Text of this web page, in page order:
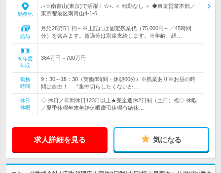
勤務地
.+☆南青山(東京)で活躍！☆+. ＜ 転勤なし ＞ ◆東京営業本部／
東京都港区南青山4-1-6…
給与
月給28万5千円～※上記には固定残業代（75,000円～／45時間
分）を含みます。超過分は別途支給します。※年齢、経…
初年度
年収
364万円～700万円
勤務
時間
9：30～18：30（実働8時間・休憩60分）※残業あり※お昼の時
間は自由！ 『集中切らしたくないか…
休日
休暇
◇ 休日／年間休日123日以上★完全週休2日制（土日）祝◇ 休暇
／夏季休暇年末年始休暇慶弔休暇有給休…
求人詳細を見る 気になる